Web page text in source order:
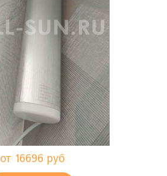
от 16696 руб